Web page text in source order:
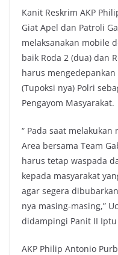
Kanit Reskrim AKP
Giat Apel dan Patroli
melaksanakan mobile
baik Roda 2 (dua) dan
harus
(Tupoksi nya) Polri
Pengayom Masyarakat.
“ Pada saat
Area bersama Team
harus tetap waspada
kepada masyarakat
agar segera
nya masing-masing,”
didampingi Panit II Iptu
AKP Philip Antonio